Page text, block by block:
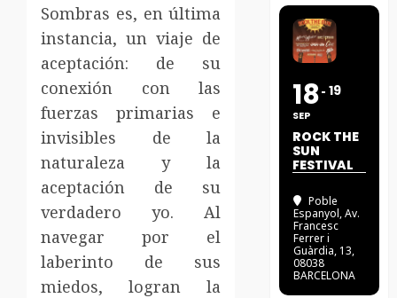
Sombras es, en última
instancia, un viaje de
aceptación: de su
conexión con las
fuerzas primarias e
invisibles de la
naturaleza y la
aceptación de su
verdadero yo. Al
navegar por el
laberinto de sus
miedos, logran la
18
SEP
19
ROCK THE
SUN
FESTIVAL
Poble
Espanyol, Av.
Francesc
Ferrer i
Guàrdia, 13,
08038
BARCELONA